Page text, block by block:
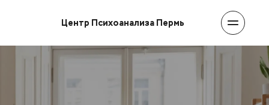
Центр Психоанализа Пермь